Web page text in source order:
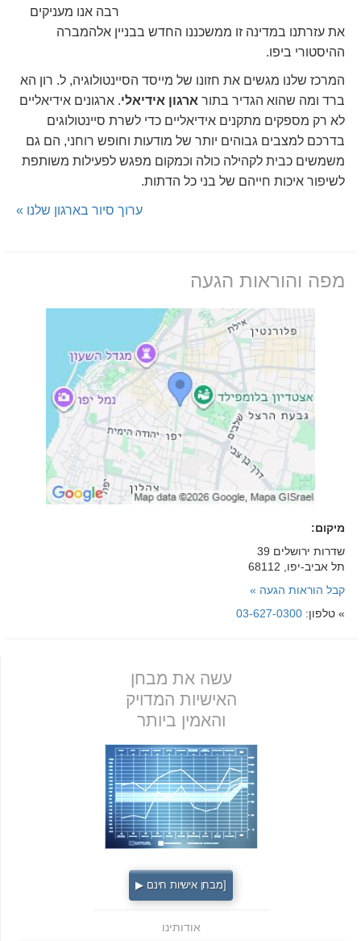
רבה אנו מעניקים
את עזרתנו במדינה זו ממשכננו החדש בבניין אלהמברה
ההיסטורי ביפו.
המרכז שלנו מגשים את חזונו של מייסד הסיינטולוגיה, ל. רון הא
ברד ומה שהוא הגדיר בתור ארגון אידיאלי. ארגונים אידיאליים
לא רק מספקים מתקנים אידיאליים כדי לשרת סיינטולוגים
בדרכם למצבים גבוהים יותר של מודעות וחופש רוחני, הם גם
משמשים כבית לקהילה כולה וכמקום מפגש לפעילות משותפת
לשיפור איכות חייהם של בני כל הדתות.
ערוך סיור בארגון שלנו »
מפה והוראות הגעה
מיקום:
שדרות ירושלים 39
תל אביב-יפו, 68112
קבל הוראות הגעה »
» טלפון: 03-627-0300
עשה את מבחן
האישיות המדויק
והאמין ביותר
[מבחן אישיות חינם ▶
אודותינו